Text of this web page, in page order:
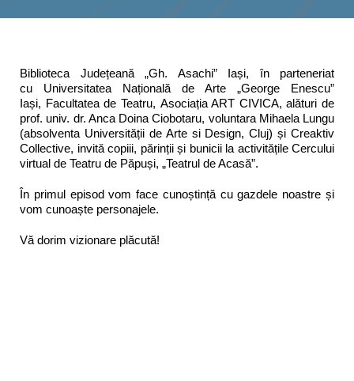
Biblioteca Județeană „Gh. Asachi” Iași, în parteneriat
cu Universitatea Națională de Arte „George Enescu”
Iași, Facultatea de Teatru, Asociația ART CIVICA, alături de
prof. univ. dr. Anca Doina Ciobotaru, voluntara Mihaela Lungu
(absolventa Universității de Arte si Design, Cluj) și Creaktiv
Collective, invită copiii, părinții și bunicii la activitățile Cercului
virtual de Teatru de Păpuși, „Teatrul de Acasă”.
În primul episod vom face cunoștință cu gazdele noastre și
vom cunoaște personajele.
Vă dorim vizionare plăcută!